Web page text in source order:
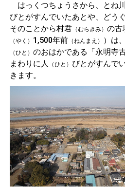
はっくつちょうさから、とね川
びとがすんでいたあとや、どう
そのことから村君 （むらきみ） の古
（やく） 1,500年前 （ねんまえ） ）は
（ひと） のおはかである「永明寺
まわりに人
（ひと） びとがすんで
きます。